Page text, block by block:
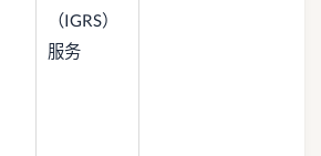
（IGRS）
服务